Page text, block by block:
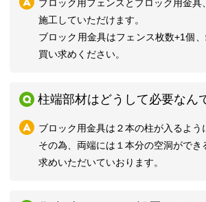
ブロック用フェンスとブロック用金具
施工していただけます。
ブロック用金具はフェンス枚数+1個
買い求めください。
柱端部材はどうして必要なん
ブロック用金具は２本の柱が入るよう
その為、両端には１本分の空洞ができ
求めいただいていおります。